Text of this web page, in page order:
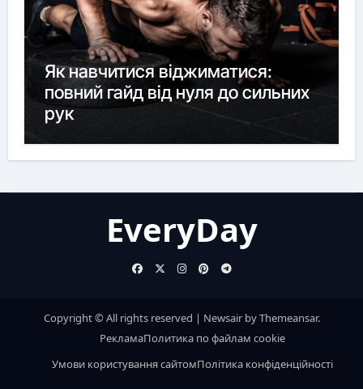
Як навчитися віджиматися:
повний гайд від нуля до сильних
рук
EveryDay
Copyright © All rights reserved | NewsairbyThemeansar.
РекламаПолитика по файлам cookie
Умови користування сайтомПолітика конфіденційності